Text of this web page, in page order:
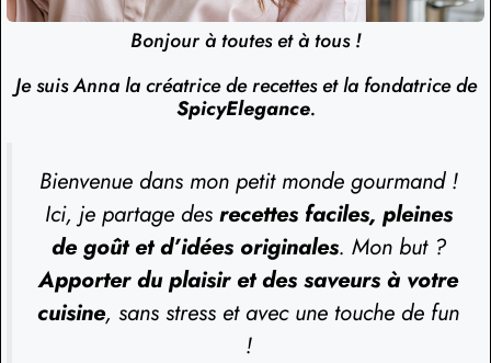
Bonjour à toutes et à tous !
Je suis Anna la créatrice de recettes et la fondatrice de
SpicyElegance.
Bienvenue dans mon petit monde gourmand !
Ici, je partage des recettes faciles, pleines
de goût et d’idées originales. Mon but ?
Apporter du plaisir et des saveurs à votre
cuisine, sans stress et avec une touche de fun
!